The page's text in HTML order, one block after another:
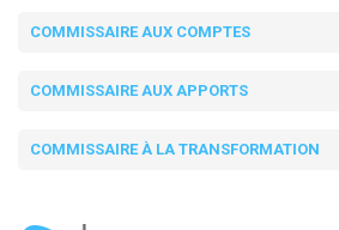
COMMISSAIRE AUX COMPTES
COMMISSAIRE AUX APPORTS
COMMISSAIRE À LA TRANSFORMATION